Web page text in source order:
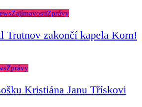
ZajímavostiZprávy
Trutnov zakončí kapela Korn!
Zprávy
Kristiána Janu Třískovi